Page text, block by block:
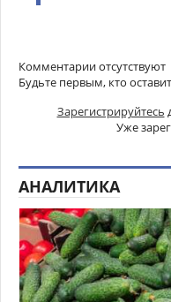
Комментарии отсутствуют
Будьте первым, кто
Зарегистрируйтесь
Уже
АНАЛИТИКА